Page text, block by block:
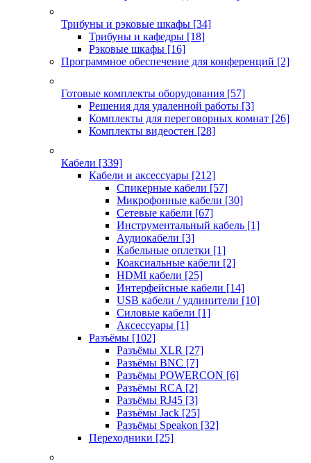
Трибуны и рэковые шкафы [34]
Трибуны и кафедры [18]
Рэковые шкафы [16]
Программное обеспечение для конференций [2]
Готовые комплекты оборудования [57]
Решения для удаленной работы [3]
Комплекты для переговорных комнат [26]
Комплекты видеостен [28]
Кабели [339]
Кабели и аксессуары [212]
Спикерные кабели [57]
Микрофонные кабели [30]
Сетевые кабели [67]
Инструментальный кабель [1]
Аудиокабели [3]
Кабельные оплетки [1]
Коаксиальные кабели [2]
HDMI кабели [25]
Интерфейсные кабели [14]
USB кабели / удлинители [10]
Силовые кабели [1]
Аксессуары [1]
Разъёмы [102]
Разъёмы XLR [27]
Разъёмы BNC [7]
Разъёмы POWERCON [6]
Разъёмы RCA [2]
Разъёмы RJ45 [3]
Разъёмы Jack [25]
Разъёмы Speakon [32]
Переходники [25]